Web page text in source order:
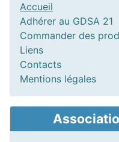
Accueil
Adhérer au GDSA 21
Commander des
Liens
Contacts
Mentions légales